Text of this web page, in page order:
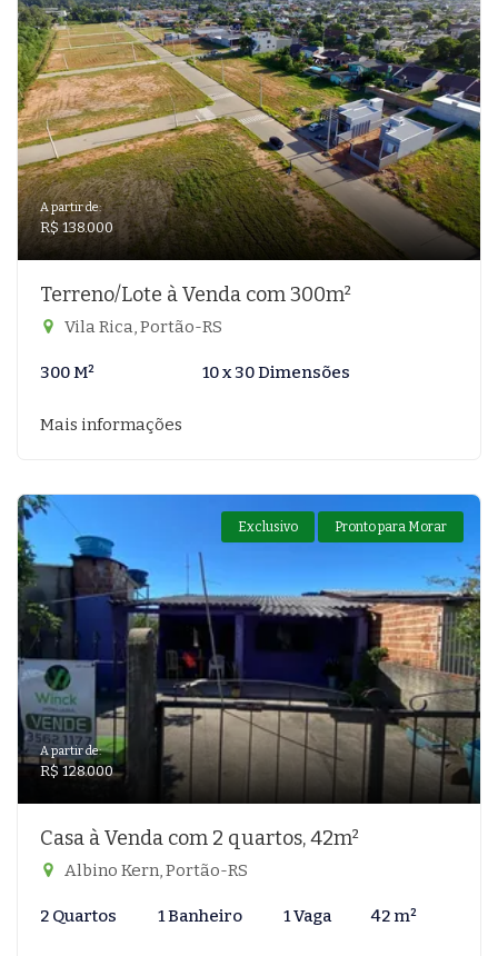
A partir de:
R$ 138.000
Terreno/Lote à Venda com 300m²
Vila Rica, Portão-RS
300 M² 10 x 30 Dimensões
Mais informações
Exclusivo Pronto para Morar
A partir de:
R$ 128.000
Casa à Venda com 2 quartos, 42m²
Albino Kern, Portão-RS
2 Quartos 1 Banheiro 1 Vaga 42 m²